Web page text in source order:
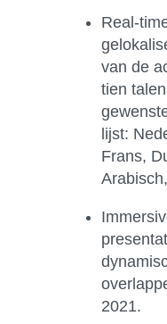
Real-
van de
tien
lijst:
Frans,
2021.